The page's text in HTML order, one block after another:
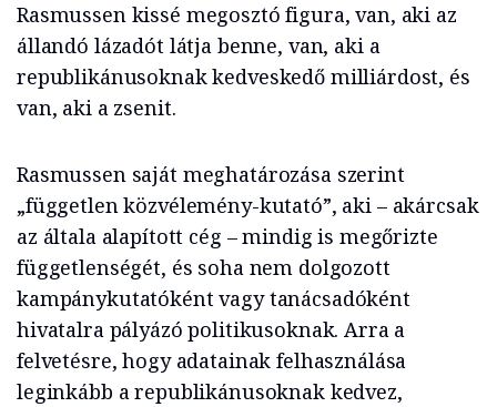
Rasmussen kissé megosztó figura, van, aki az
állandó lázadót látja benne, van, aki a
republikánusoknak kedveskedő milliárdost, és
van, aki a zsenit.
Rasmussen saját meghatározása szerint
„független közvélemény-kutató”, aki – akárcsak
az általa alapított cég – mindig is megőrizte
függetlenségét, és soha nem dolgozott
kampánykutatóként vagy tanácsadóként
hivatalra pályázó politikusoknak. Arra a
felvetésre, hogy adatainak felhasználása
leginkább a republikánusoknak kedvez,